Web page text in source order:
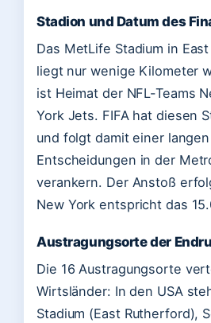
Stadion und Datum des
Das MetLife Stadium in
liegt nur wenige Kilometer
ist Heimat der NFL-Teams
York Jets. FIFA hat diesen
und folgt damit einer
Entscheidungen in der
verankern. Der Anstoß
New York entspricht das
Austragungsorte der
Die 16 Austragungsorte
Wirtsländer: In den USA
Stadium (East Rutherford),